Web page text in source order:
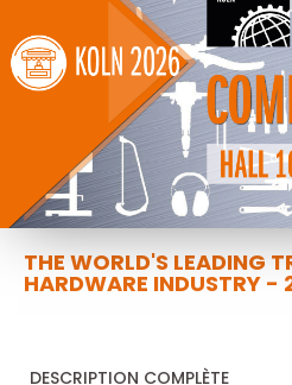
THE WORLD'S LEADING
HARDWARE INDUSTRY -
DESCRIPTION COMPLÈTE